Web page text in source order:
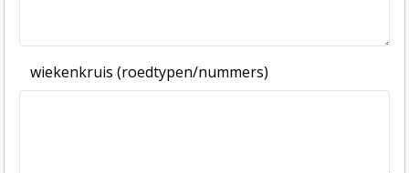
wiekenkruis (roedtypen/nummers)